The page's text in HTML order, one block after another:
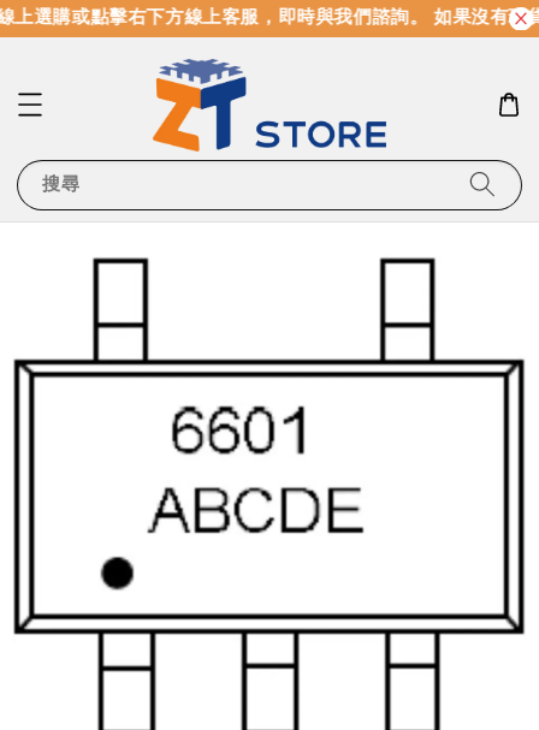
選購或點擊右下方線上客服，即時與我們諮詢。 如果沒有現
搜尋